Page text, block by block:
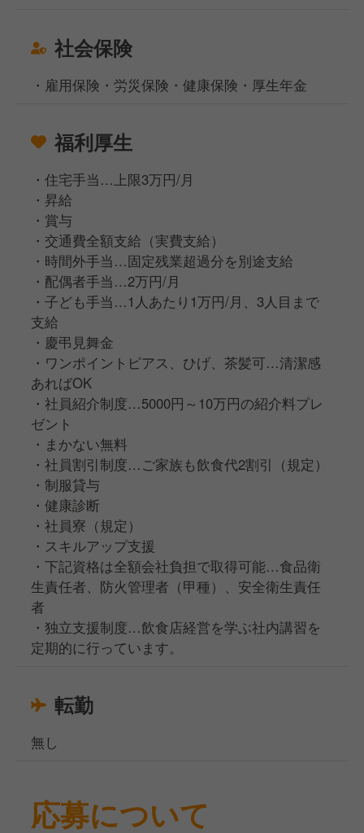
社会保険
・雇用保険・労災保険・健康保険・厚生年金
福利厚生
・住宅手当…上限3万円/月
・昇給
・賞与
・交通費全額支給（実費支給）
・時間外手当…固定残業超過分を別途支給
・配偶者手当…2万円/月
・子ども手当…1人あたり1万円/月、3人目まで
支給
・慶弔見舞金
・ワンポイントピアス、ひげ、茶髪可…清潔感
あればOK
・社員紹介制度…5000円～10万円の紹介料プレ
ゼント
・まかない無料
・社員割引制度…ご家族も飲食代2割引（規定）
・制服貸与
・健康診断
・社員寮（規定）
・スキルアップ支援
・下記資格は全額会社負担で取得可能…食品衛
生責任者、防火管理者（甲種）、安全衛生責任
者
・独立支援制度…飲食店経営を学ぶ社内講習を
定期的に行っています。
転勤
無し
応募について